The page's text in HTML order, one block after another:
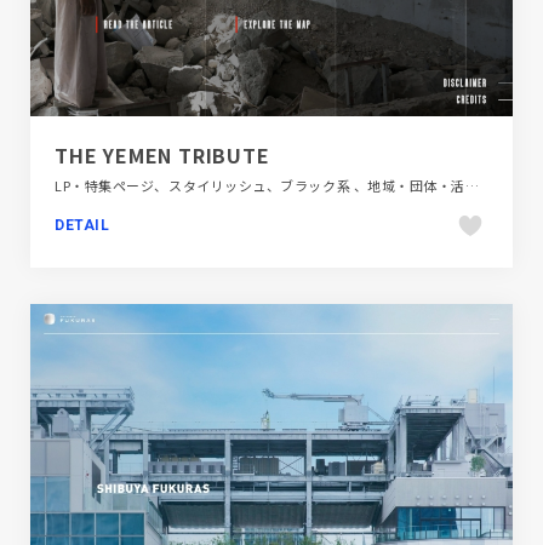
THE YEMEN TRIBUTE
LP・特集ページ、スタイリッシュ、ブラック系 、地域・団体・活動、大きめ写真、海外サイト
DETAIL